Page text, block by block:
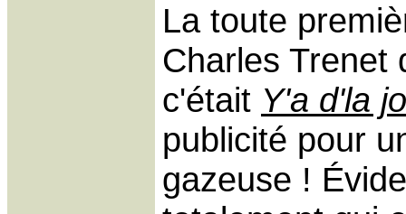
La toute
Charles Trenet
c'était Y'a d'la
publicité pour
gazeuse !